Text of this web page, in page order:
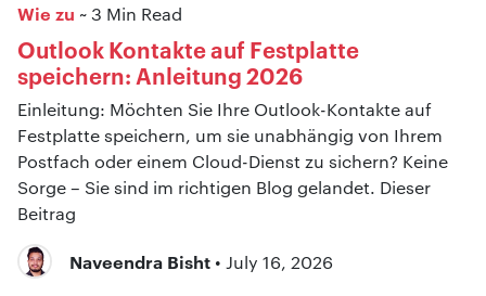
Wie zu ~ 3 Min Read
Outlook Kontakte auf Festplatte
speichern: Anleitung 2026
Einleitung: Möchten Sie Ihre Outlook-Kontakte auf
Festplatte speichern, um sie unabhängig von Ihrem
Postfach oder einem Cloud-Dienst zu sichern? Keine
Sorge – Sie sind im richtigen Blog gelandet. Dieser
Beitrag
Naveendra Bisht • July 16, 2026